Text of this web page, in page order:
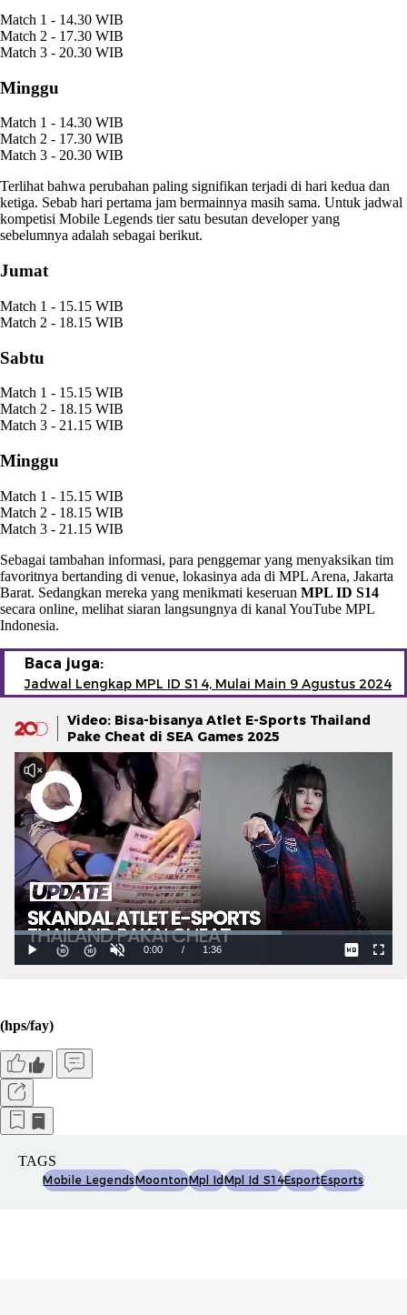
Match 1 - 14.30 WIB
Match 2 - 17.30 WIB
Match 3 - 20.30 WIB
Minggu
Match 1 - 14.30 WIB
Match 2 - 17.30 WIB
Match 3 - 20.30 WIB
Terlihat bahwa perubahan paling signifikan terjadi di hari kedua dan
ketiga. Sebab hari pertama jam bermainnya masih sama. Untuk jadwal
kompetisi Mobile Legends tier satu besutan developer yang
sebelumnya adalah sebagai berikut.
Jumat
Match 1 - 15.15 WIB
Match 2 - 18.15 WIB
Sabtu
Match 1 - 15.15 WIB
Match 2 - 18.15 WIB
Match 3 - 21.15 WIB
Minggu
Match 1 - 15.15 WIB
Match 2 - 18.15 WIB
Match 3 - 21.15 WIB
Sebagai tambahan informasi, para penggemar yang menyaksikan tim
favoritnya bertanding di venue, lokasinya ada di MPL Arena, Jakarta
Barat. Sedangkan mereka yang menikmati keseruan MPL ID S14
secara online, melihat siaran langsungnya di kanal YouTube MPL
Indonesia.
Baca juga:
Jadwal Lengkap MPL ID S14, Mulai Main 9 Agustus 2024
Video: Bisa-bisanya Atlet E-Sports Thailand
Pake Cheat di SEA Games 2025
(hps/fay)
TAGS
Mobile LegendsMoontonMpl IdMpl Id S14EsportEsports